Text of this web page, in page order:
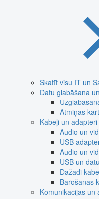
Skatīt visu IT un
Datu glabāšana
Atmiņas
Kabeļi un adapteri
Audio un
USB
Audio un
USB un
Dažādi
Barošanas
Komunikācijas un